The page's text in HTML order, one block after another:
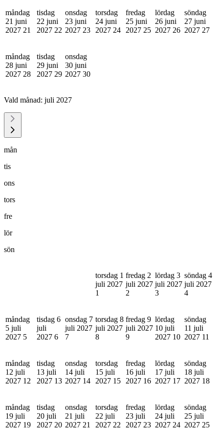
måndag
21 juni
2027 21
tisdag
22 juni
2027 22
onsdag
23 juni
2027 23
torsdag
24 juni
2027 24
fredag
25 juni
2027 25
lördag
26 juni
2027 26
söndag
27 juni
2027 27
måndag
28 juni
2027 28
tisdag
29 juni
2027 29
onsdag
30 juni
2027 30
Vald månad: juli 2027
mån
tis
ons
tors
fre
lör
sön
torsdag 1
juli 2027
1
fredag 2
juli 2027
2
lördag 3
juli 2027
3
söndag 4
juli 2027
4
måndag
5 juli
2027 5
tisdag 6
juli
2027 6
onsdag 7
juli 2027
7
torsdag 8
juli 2027
8
fredag 9
juli 2027
9
lördag
10 juli
2027 10
söndag
11 juli
2027 11
måndag
12 juli
2027 12
tisdag
13 juli
2027 13
onsdag
14 juli
2027 14
torsdag
15 juli
2027 15
fredag
16 juli
2027 16
lördag
17 juli
2027 17
söndag
18 juli
2027 18
måndag
19 juli
2027 19
tisdag
20 juli
2027 20
onsdag
21 juli
2027 21
torsdag
22 juli
2027 22
fredag
23 juli
2027 23
lördag
24 juli
2027 24
söndag
25 juli
2027 25